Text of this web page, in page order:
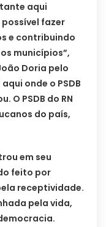
aqui
fazer
e contribuindo
municípios”,
Doria pelo
onde o PSDB
O PSDB do RN
do país,
em seu
feito por
receptividade.
pela vida,